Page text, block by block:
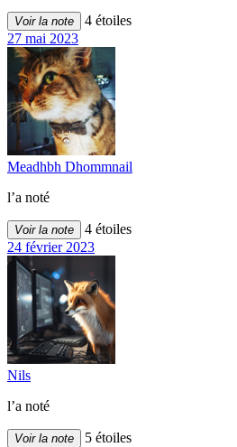
Voir la note
4 étoiles
27 mai 2023
Meadhbh Dhommnail
l’a noté
Voir la note
4 étoiles
24 février 2023
Nils
l’a noté
Voir la note
5 étoiles